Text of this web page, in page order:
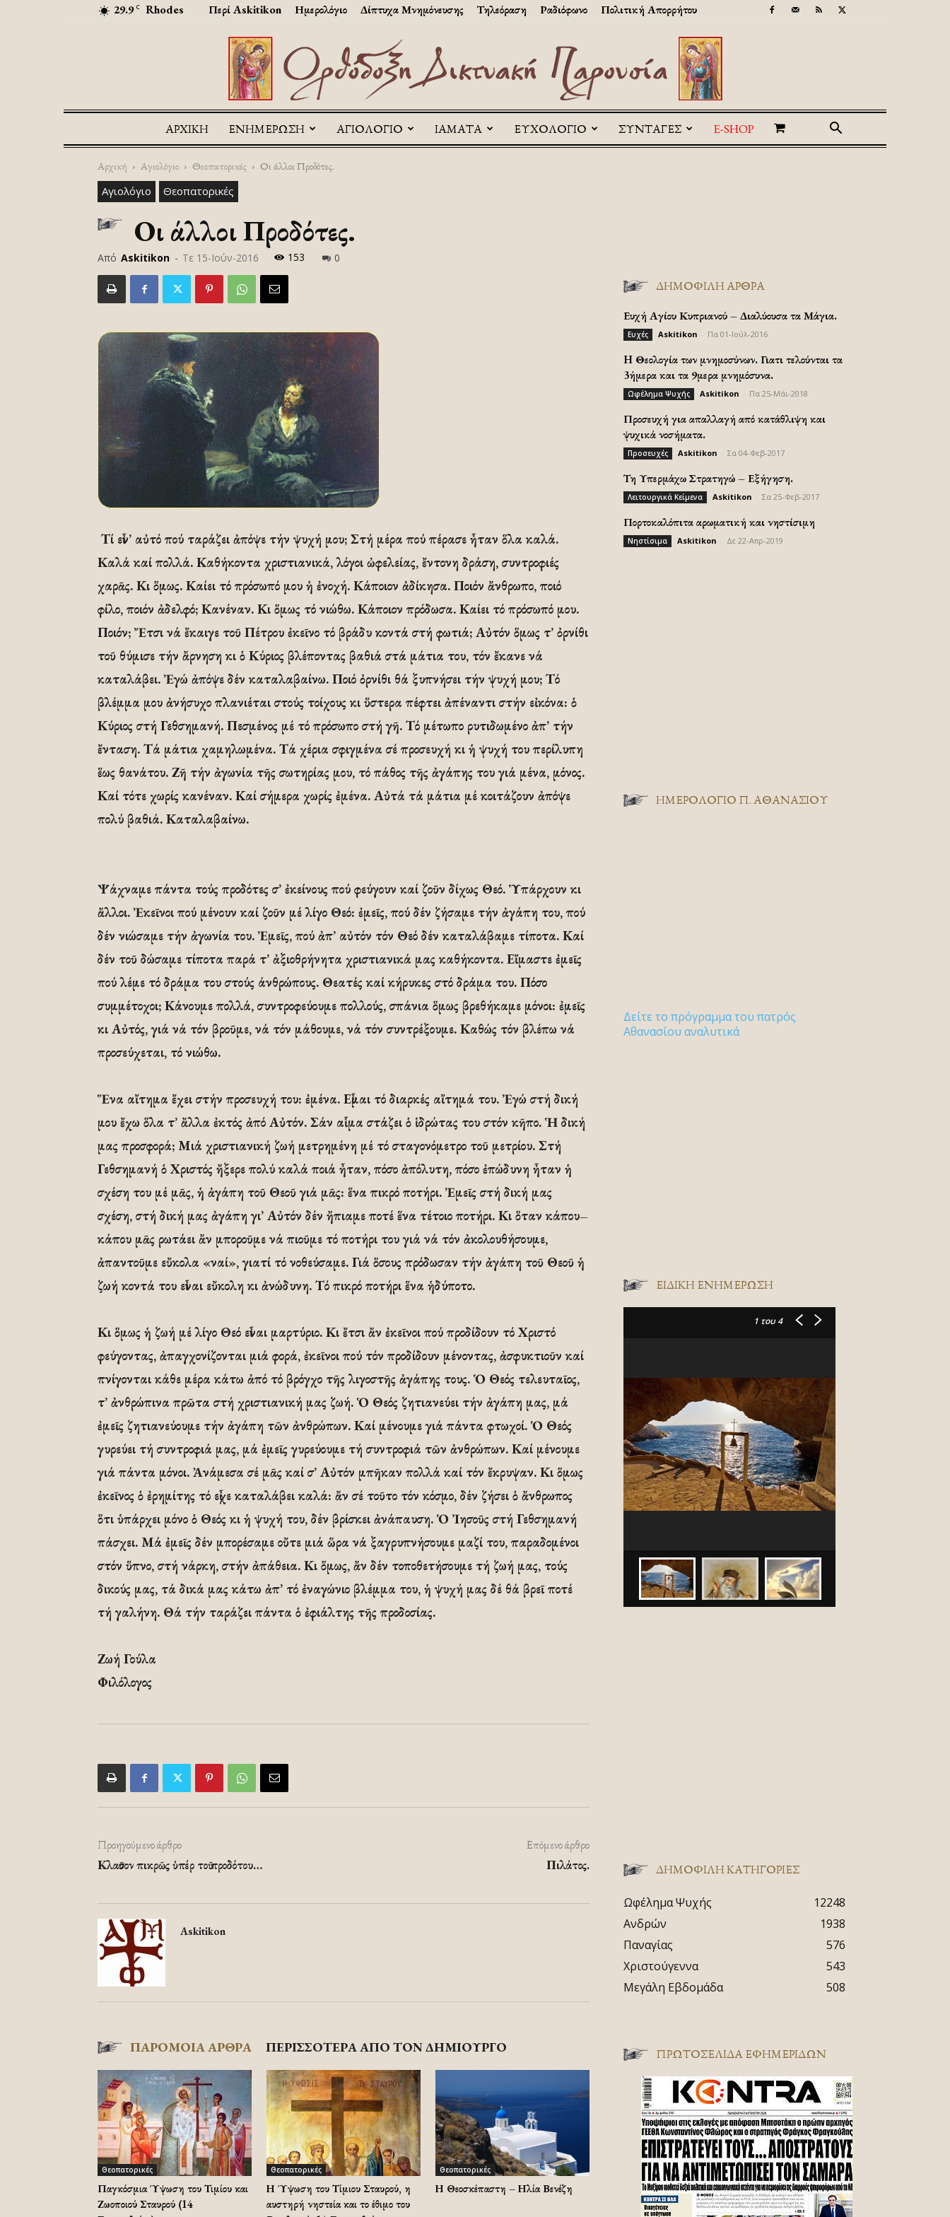
29.9 C Rhodes Περί Askitikon Ημερολόγιο Δίπτυχα Μνημόνευσης Τηλεόραση Ραδιόφωνο Πολιτική Απορρήτου
Askitikon
ΑΡΧΙΚΉ ΕΝΗΜΕΡΩΣΗ ΑΓΙΟΛΟΓΙΟ ΙΑΜΑΤΑ ΕΥΧΟΛΟΓΙΟ ΣΥΝΤΑΓΕΣ E-SHOP
Αρχική Αγιολόγιο Θεοπατορικές Οι άλλοι Προδότες.
Αγιολόγιο Θεοπατορικές
Οι άλλοι Προδότες.
Από Askitikon - Τε 15-Ιούν-2016 153 0
Τί εἶν’ αὐτό πού ταράζει ἀπόψε τήν ψυχή μου; Στή μέρα πού πέρασε ἦταν ὅλα καλά.
Καλά καί πολλά. Καθήκοντα χριστιανικά, λόγοι ὠφελείας, ἔντονη δράση, συντροφιές
χαρᾶς. Κι ὅμως. Καίει τό πρόσωπό μου ἡ ἐνοχή. Κάποιον ἀδίκησα. Ποιόν ἄνθρωπο, ποιό
φίλο, ποιόν ἀδελφό; Κανέναν. Κι ὅμως τό νιώθω. Κάποιον πρόδωσα. Καίει τό πρόσωπό μου.
Ποιόν; Ἔτσι νά ἔκαιγε τοῦ Πέτρου ἐκεῖνο τό βράδυ κοντά στή φωτιά; Αὐτόν ὅμως τ’ ὀρνίθι
τοῦ θύμισε τήν ἄρνηση κι ὁ Κύριος βλέποντας βαθιά στά μάτια του, τόν ἔκανε νά
καταλάβει. Ἐγώ ἀπόψε δέν καταλαβαίνω. Ποιό ὀρνίθι θά ξυπνήσει τήν ψυχή μου; Τό
βλέμμα μου ἀνήσυχο πλανιέται στούς τοίχους κι ὕστερα πέφτει ἀπέναντι στήν εἰκόνα: ὁ
Κύριος στή Γεθσημανή. Πεσμένος μέ τό πρόσωπο στή γῆ. Τό μέτωπο ρυτιδωμένο ἀπ’ τήν
ἔνταση. Τά μάτια χαμηλωμένα. Τά χέρια σφιγμένα σέ προσευχή κι ἡ ψυχή του περίλυπη
ἕως θανάτου. Ζῆ τήν ἀγωνία τῆς σωτηρίας μου, τό πάθος τῆς ἀγάπης του γιά μένα, μόνος.
Καί τότε χωρίς κανέναν. Καί σήμερα χωρίς ἐμένα. Αὐτά τά μάτια μέ κοιτάζουν ἀπόψε
πολύ βαθιά. Καταλαβαίνω.
Ψάχναμε πάντα τούς προδότες σ’ ἐκείνους πού φεύγουν καί ζοῦν δίχως Θεό. Ὑπάρχουν κι
ἄλλοι. Ἐκεῖνοι πού μένουν καί ζοῦν μέ λίγο Θεό: ἐμεῖς, πού δέν ζήσαμε τήν ἀγάπη του, πού
δέν νιώσαμε τήν ἀγωνία του. Ἐμεῖς, πού ἀπ’ αὐτόν τόν Θεό δέν καταλάβαμε τίποτα. Καί
δέν τοῦ δώσαμε τίποτα παρά τ’ ἀξιοθρήνητα χριστιανικά μας καθήκοντα. Εἴμαστε ἐμεῖς
πού λέμε τό δράμα του στούς άνθρώπους. Θεατές καί κήρυκες στό δράμα του. Πόσο
συμμέτοχοι; Κάνουμε πολλά, συντροφεύουμε πολλούς, σπάνια ὅμως βρεθήκαμε μόνοι: ἐμεῖς
κι Αὐτός, γιά νά τόν βροῦμε, νά τόν μάθουμε, νά τόν συντρέξουμε. Καθώς τόν βλέπω νά
προσεύχεται, τό νιώθω.
Ἕνα αἴτημα ἔχει στήν προσευχή του: ἐμένα. Εἶμαι τό διαρκές αἴτημά του. Ἐγώ στή δική
μου ἔχω ὅλα τ’ ἄλλα ἐκτός ἀπό Αὐτόν. Σάν αἷμα στάζει ὁ ἱδρώτας του στόν κῆπο. Ἡ δική
μας προσφορά; Μιά χριστιανική ζωή μετρημένη μέ τό σταγονόμετρο τοῦ μετρίου. Στή
Γεθσημανή ὁ Χριστός ἤξερε πολύ καλά ποιά ἦταν, πόσο ἀπόλυτη, πόσο ἐπώδυνη ἦταν ἡ
σχέση του μέ μᾶς, ἡ ἀγάπη τοῦ Θεοῦ γιά μᾶς: ἕνα πικρό ποτήρι. Ἐμεῖς στή δική μας
σχέση, στή δική μας ἀγάπη γι’ Αὐτόν δέν ἤπιαμε ποτέ ἕνα τέτοιο ποτήρι. Κι ὅταν κάπου–
κάπου μᾶς ρωτάει ἄν μποροῦμε νά πιοῦμε τό ποτήρι του γιά νά τόν ἀκολουθήσουμε,
ἀπαντοῦμε εὔκολα «ναί», γιατί τό νοθεύσαμε. Γιά ὅσους πρόδωσαν τήν ἀγάπη τοῦ Θεοῦ ἡ
ζωή κοντά του εἶναι εὔκολη κι ἀνώδυνη. Τό πικρό ποτήρι ἕνα ἡδύποτο.
Κι ὅμως ἡ ζωή μέ λίγο Θεό εἶναι μαρτύριο. Κι ἔτσι ἄν ἐκεῖνοι πού προδίδουν τό Χριστό
φεύγοντας, ἀπαγχονίζονται μιά φορά, ἐκεῖνοι πού τόν προδίδουν μένοντας, ἀσφυκτιοῦν καί
πνίγονται κάθε μέρα κάτω ἀπό τό βρόγχο τῆς λιγοστῆς ἀγάπης τους. Ὁ Θεός τελευταῖος,
τ’ ἀνθρώπινα πρῶτα στή χριστιανική μας ζωή. Ὁ Θεός ζητιανεύει τήν ἀγάπη μας, μά
ἐμεῖς ζητιανεύουμε τήν ἀγάπη τῶν ἀνθρώπων. Καί μένουμε γιά πάντα φτωχοί. Ὁ Θεός
γυρεύει τή συντροφιά μας, μά ἐμεῖς γυρεύουμε τή συντροφιά τῶν ἀνθρώπων. Καί μένουμε
γιά πάντα μόνοι. Ἀνάμεσα σέ μᾶς καί σ’ Αὐτόν μπῆκαν πολλά καί τόν ἔκρυψαν. Κι ὅμως
ἐκεῖνος ὁ ἐρημίτης τό εἶχε καταλάβει καλά: ἄν σέ τοῦτο τόν κόσμο, δέν ζήσει ὁ ἄνθρωπος
ὅτι ὑπάρχει μόνο ὁ Θεός κι ἡ ψυχή του, δέν βρίσκει ἀνάπαυση. Ὁ Ἰησοῦς στή Γεθσημανή
πάσχει. Μά ἐμεῖς δέν μπορέσαμε οὔτε μιά ὥρα νά ξαγρυπνήσουμε μαζί του, παραδομένοι
στόν ὕπνο, στή νάρκη, στήν ἀπάθεια. Κι ὅμως, ἄν δέν τοποθετήσουμε τή ζωή μας, τούς
δικούς μας, τά δικά μας κάτω ἀπ’ τό ἐναγώνιο βλέμμα του, ἡ ψυχή μας δέ θά βρεῖ ποτέ
τή γαλήνη. Θά τήν ταράζει πάντα ὁ ἐφιάλτης τῆς προδοσίας.
Ζωή Γούλα
Φιλόλογος
Προηγούμενο άρθρο
Κλαῦσον πικρῶς ὑπέρ τοῦ προδότου…
Επόμενο άρθρο
Πιλάτος.
Askitikon
ΠΑΡΟΜΟΙΑ ΑΡΘΡΑ ΠΕΡΙΣΣΟΤΕΡΑ ΑΠΟ ΤΟΝ ΔΗΜΙΟΥΡΓΟ
Θεοπατορικές
Παγκόσμια Ύψωση του Τιμίου και
Ζωοποιού Σταυρού (14
Θεοπατορικές
Η Ύψωση του Τίμιου Σταυρού, η
αυστηρή νηστεία και το έθιμο του
Θεοπατορικές
Η Θεοσκέπαστη – Ηλία Βενέζη
ΔΗΜΟΦΙΛΗ ΑΡΘΡΑ
Ευχή Αγίου Κυπριανού – Διαλύουσα τα Μάγια.
Ευχές Askitikon Πα 01-Ιούλ-2016
H Θεολογία των μνημοσύνων. Γιατι τελούνται τα
3ήμερα και τα 9μερα μνημόσυνα.
Ωφέλημα Ψυχής Askitikon Πα 25-Μάι-2018
Προσευχή για απαλλαγή από κατάθλιψη και
ψυχικά νοσήματα.
Προσευχές Askitikon Σα 04-Φεβ-2017
Τη Υπερμάχω Στρατηγώ – Εξήγηση.
Λειτουργικά Κείμενα Askitikon Σα 25-Φεβ-2017
Πορτοκαλόπιτα αρωματική και νηστίσιμη
Νηστίσιμα Askitikon Δε 22-Απρ-2019
ΗΜΕΡΟΛΟΓΙΟ Π. ΑΘΑΝΑΣΙΟΥ
Δείτε το πρόγραμμα του πατρός
Αθανασίου αναλυτικά
ΕΙΔΙΚΉ ΕΝΗΜΈΡΩΣΗ
1 του 4
ΔΗΜΟΦΙΛΗ ΚΑΤΗΓΟΡΙΕΣ
Ωφέλημα Ψυχής
12248
Ανδρών
1938
Παναγίας
576
Χριστούγεννα
543
Μεγάλη Εβδομάδα
508
ΠΡΩΤΟΣΈΛΙΔΑ ΕΦΗΜΕΡΊΔΩΝ